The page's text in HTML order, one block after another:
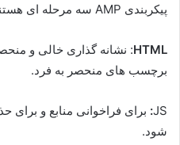
پیکربندی AMP سه مرحله ای هستند:
HTML
برچسب های منحصر به فرد.
JS
: برای فراخوانی منابع و
شود.